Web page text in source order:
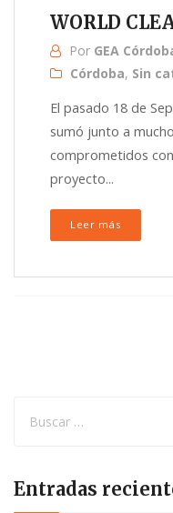
WORLD
Por GEA
Córdoba, Sin
El pasado 18 de
sumó junto a
comprometidos
proyecto...
Leer más
Entradas